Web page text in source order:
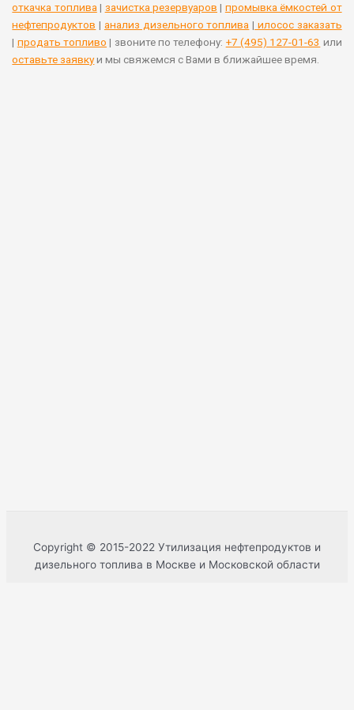
откачка топлива | зачистка резервуаров | промывка ёмкостей от
нефтепродуктов | анализ дизельного топлива | илосос заказать
| продать топливо | звоните по телефону: +7 (495) 127-01-63 или
оставьте заявкуи мы свяжемся с Вами в ближайшее время.
Copyright © 2015-2022 Утилизация нефтепродуктов и
дизельного топлива в Москве и Московской области